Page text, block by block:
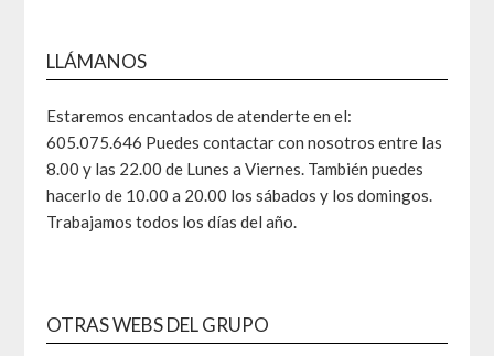
LLÁMANOS
Estaremos encantados de atenderte en el:
605.075.646 Puedes contactar con nosotros entre las
8.00 y las 22.00 de Lunes a Viernes. También puedes
hacerlo de 10.00 a 20.00 los sábados y los domingos.
Trabajamos todos los días del año.
OTRAS WEBS DEL GRUPO